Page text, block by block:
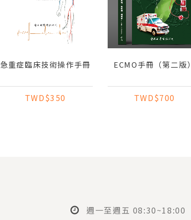
急重症臨床技術操作手冊
TWD$350
ECMO手冊（第二版）
TWD$700
週一至週五 08:30~18:00